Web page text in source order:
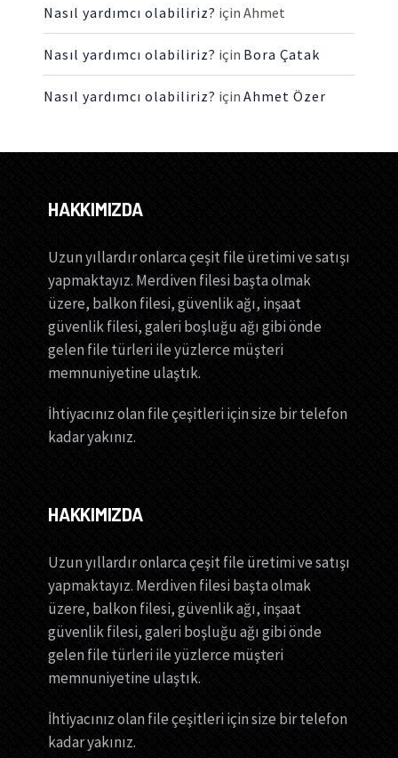
Nasıl yardımcı olabiliriz? için Ahmet
Nasıl yardımcı olabiliriz? için Bora Çatak
Nasıl yardımcı olabiliriz? için Ahmet Özer
HAKKIMIZDA
Uzun yıllardır onlarca çeşit file üretimi ve satışı
yapmaktayız. Merdiven filesi başta olmak
üzere, balkon filesi, güvenlik ağı, inşaat
güvenlik filesi, galeri boşluğu ağı gibi önde
gelen file türleri ile yüzlerce müşteri
memnuniyetine ulaştık.
İhtiyacınız olan file çeşitleri için size bir telefon
kadar yakınız.
HAKKIMIZDA
Uzun yıllardır onlarca çeşit file üretimi ve satışı
yapmaktayız. Merdiven filesi başta olmak
üzere, balkon filesi, güvenlik ağı, inşaat
güvenlik filesi, galeri boşluğu ağı gibi önde
gelen file türleri ile yüzlerce müşteri
memnuniyetine ulaştık.
İhtiyacınız olan file çeşitleri için size bir telefon
kadar yakınız.